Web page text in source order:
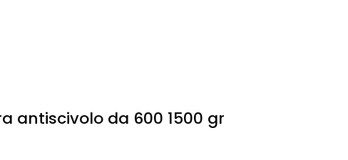
antiscivolo da 600 1500 gr